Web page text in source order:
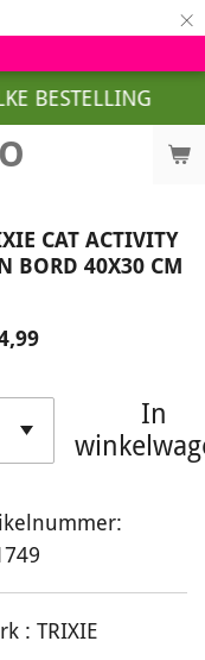
×
BESTELLING
CAT ACTIVITY
BORD 40X30 CM
In
: TRIXIE